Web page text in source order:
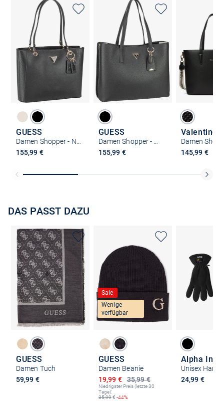
GUESS
155,99 €
GUESS
155,99 €
145,99 €
DAS PASST DAZU
GUESS
Damen Tuch
59,99 €
Sale
Wenige
verfügbar
GUESS
Damen Beanie
35,99 €
Ermäßigter Preis
19,99 €
Niedrigster Preis (letzte 30
Tage):
35,99€ -44%
Alpha
Unisex
24,99 €